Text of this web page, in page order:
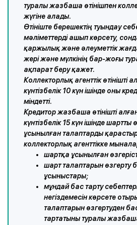
туралы жазбаша өтінішпен
жүгіне алады.
Өтініште берешектің туындау
мәліметтерді ашып көрсету,
қаржылық және әлеуметтік
жері және мүлкінің бар-жоғы
ақпарат беру қажет.
Коллекторлық агенттік өтінішті
күнтізбелік 10 күн ішінде оны
міндетті.
Кредитор жазбаша өтінішті алған
күнтізбелік 15 күн ішінде шартты
ұсынылған талаптарды
коллекторлық агенттікке
шартқа ұсынылған
шарт талаптарын өзгерту
ұсыныстары;
мұндай бас тарту
негіздемесін көрсете
талаптарын өзгертуден
тартатынытуралы